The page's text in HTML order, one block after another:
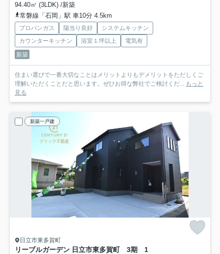
94.40㎡ (3LDK) /新築
常磐線「石岡」駅 車10分 4.5km
プロパンガス 陽当り良好
システムキッチン
カウンターキッチン
浴室１坪以上
電気有
新築
住まい選びで一番大切なことはメリットよりもデメリットをただしくご
理解いただくことだと思います。ぜひお得な弊社でご検討くだ... もっと
見る
新築一戸建
日立市東多賀町
リーブルガーデン 日立市東多賀町 3期 1